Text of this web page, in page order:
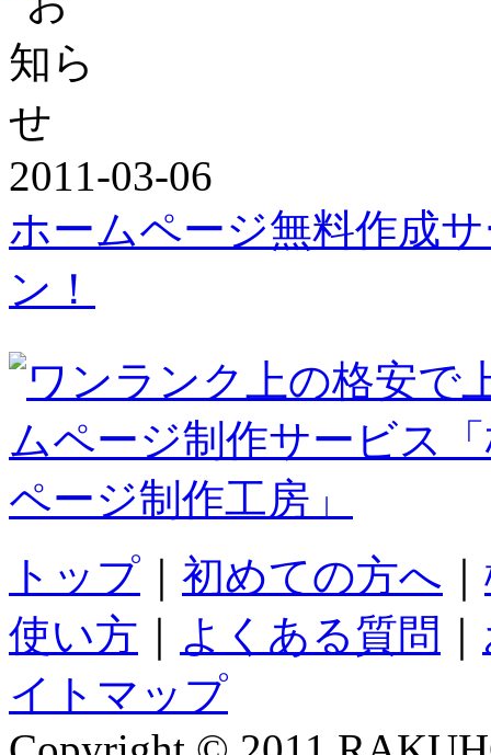
2011-03-06
ホームページ無料作成
ン！
トップ 初めての方へ
使い方
よくある質問
イトマップ